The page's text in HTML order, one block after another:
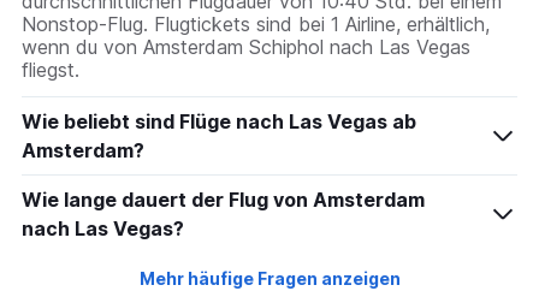
Nonstop-Flug. Flugtickets sind bei 1 Airline, erhältlich,
wenn du von Amsterdam Schiphol nach Las Vegas
fliegst.
Wie beliebt sind Flüge nach Las Vegas ab
Amsterdam?
Wie lange dauert der Flug von Amsterdam
nach Las Vegas?
Mehr häufige Fragen anzeigen